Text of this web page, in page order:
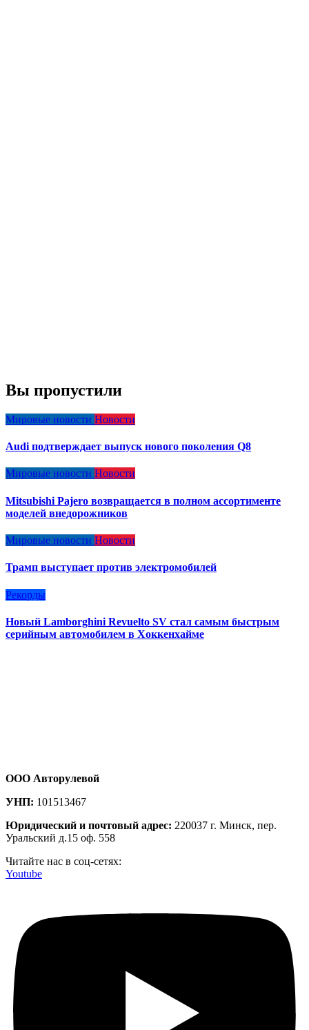
Вы пропустили
Мировые новости Новости
Audi подтверждает выпуск нового поколения Q8
Мировые новости Новости
Mitsubishi Pajero возвращается в полном ассортименте
моделей внедорожников
Мировые новости Новости
Трамп выступает против электромобилей
Рекорды
Новый Lamborghini Revuelto SV стал самым быстрым
серийным автомобилем в Хоккенхайме
ООО Авторулевой
УНП: 101513467
Юридический и почтовый адрес: 220037 г. Минск, пер.
Уральский д.15 оф. 558
Читайте нас в соц-сетях:
Youtube